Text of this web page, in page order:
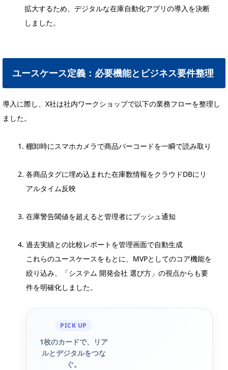
拡大するため、デジタルな在庫自動化アプリの導入を決断
しました。
ユースケース定義：必要機能とビジネス要件整理
導入に際し、X社は社内ワークショップで以下の業務フローを整理し
ました。
棚卸時にスマホカメラで商品バーコードを一瞬で読み取り
各商品タグに埋め込まれた在庫数情報をクラウドDBにリ
アルタイム反映
在庫警告閾値を超えると管理者にプッシュ通知
過去実績との比較レポートを管理画面で自動生成
これらのユースケースをもとに、MVPとしてのコア機能を
絞り込み、「システム 開発会社 選び方」の視点からも要
件を明確化しました。
PICK UP
1枚のカードで、リア
ルとデジタルをつな
ぐ。